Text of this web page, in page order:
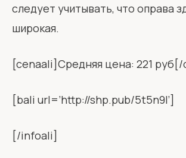
следует учитывать, что оправа
широкая.
[cenaali]Средняя цена: 221
[bali url=’http://shp.pub/5t5n9l’]
[/infoali]